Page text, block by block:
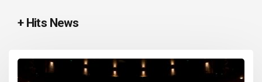
+ Hits News